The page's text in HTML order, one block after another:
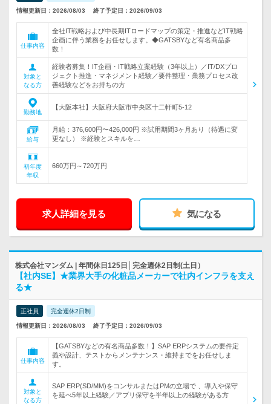
情報更新日：2026/08/03 終了予定日：2026/09/03
仕事内容
全社IT戦略および中長期ITロードマップの策定・推進などIT戦略
企画に伴う業務をお任せします。◆GATSBYなど有名商品多
数！
対象と
なる方
経験者募集！IT企画・IT戦略立案経験（3年以上）／IT/DXプロ
ジェクト推進・マネジメント経験／要件整理・業務プロセス改
善経験などをお持ちの方
勤務地
【大阪本社】大阪府大阪市中央区十二軒町5-12
給与
月給：376,600円〜426,000円 ※試用期間3ヶ月あり（待遇に変
更なし） ※経験とスキルを…
初年度
年収
660万円～720万円
求人詳細を見る 気になる
株式会社マンダム | 年間休日125日│完全週休2日制(土日）
【社内SE】★業界大手の化粧品メーカーで社内インフラを支え
る★
正社員 完全週休2日制
情報更新日：2026/08/03 終了予定日：2026/09/03
仕事内容
【GATSBYなどの有名商品多数！】SAP ERPシステムの要件定
義や設計、テストからメンテナンス・維持までをお任せしま
す。
対象と
なる方
SAP ERP(SD/MM)をコンサルまたはPMの立場で 、導入や保守
を延べ5年以上経験／アプリ保守を半年以上の経験がある方